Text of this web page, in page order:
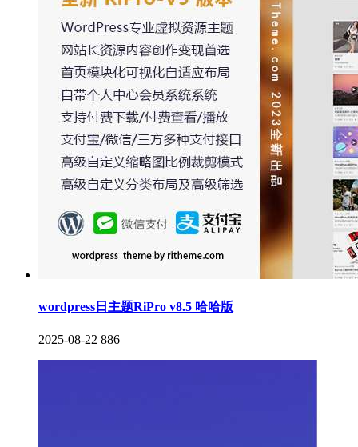
wordpress日主题RiPro v8.5 哈哈版
2025-08-22 886